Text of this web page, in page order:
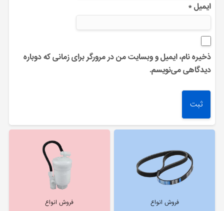
ایمیل*
ذخیره نام، ایمیل و وبسایت من در مرورگر برای زمانی که دوباره
دیدگاهی می‌نویسم.
فروش انواع فروش انواع